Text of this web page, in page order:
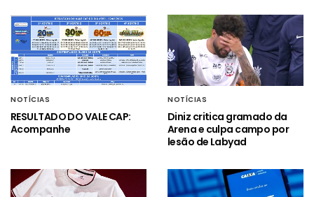
NOTÍCIAS
RESULTADO DO VALE CAP:
Acompanhe
NOTÍCIAS
Diniz critica gramado da
Arena e culpa campo por
lesão de Labyad